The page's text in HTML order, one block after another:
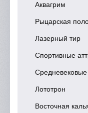
Аквагрим
Рыцарская
Лазерный тир
Спортивные
Лототрон
Восточная